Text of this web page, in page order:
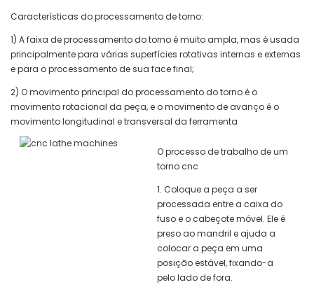
Características do processamento de torno:
1) A faixa de processamento do torno é muito ampla, mas é usada
principalmente para várias superfícies rotativas internas e externas
e para o processamento de sua face final;
2) O movimento principal do processamento do torno é o
movimento rotacional da peça, e o movimento de avanço é o
movimento longitudinal e transversal da ferramenta
O processo de trabalho de um
torno cnc
1. Coloque a peça a ser
processada entre a caixa do
fuso e o cabeçote móvel. Ele é
preso ao mandril e ajuda a
colocar a peça em uma
posição estável, fixando-a
pelo lado de fora.